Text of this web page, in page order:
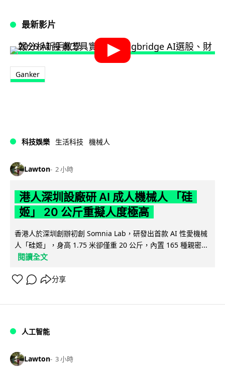
最新影片
Ganker
科技娛樂 生活科技 機械人
Lawton 2 小時
港人深圳設廠研 AI 成人機械人 「硅
姬」 20 公斤重擬人度極高
香港人於深圳創辦初創 Somnia Lab，研發出首款 AI 性愛機械
人「硅姬」，身高 1.75 米卻僅重 20 公斤，內置 165 種親密...
閱讀全文
分享
人工智能
Lawton 3 小時